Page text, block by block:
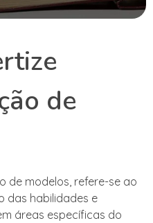
de
de modelos, refere-se ao
das habilidades e
áreas específicas do